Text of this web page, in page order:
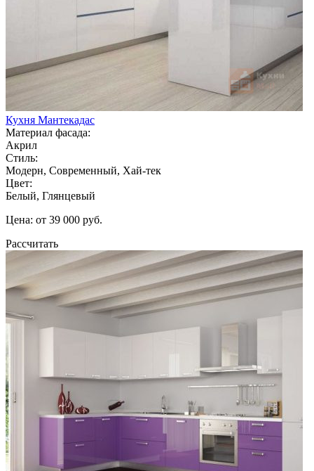
Кухня Мантекадас
Материал фасада:
Акрил
Стиль:
Модерн, Современный, Хай-тек
Цвет:
Белый, Глянцевый
Цена: от 39 000 руб.
Рассчитать